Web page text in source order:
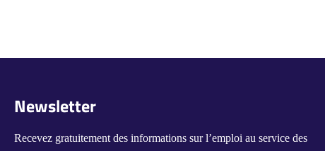
Newsletter
Recevez gratuitement des informations sur l’emploi au service des